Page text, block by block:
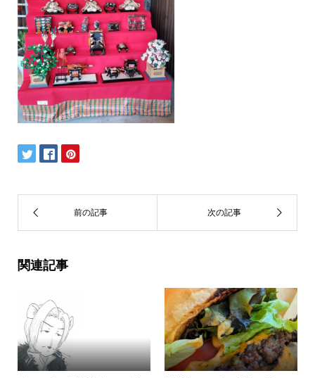
関連記事